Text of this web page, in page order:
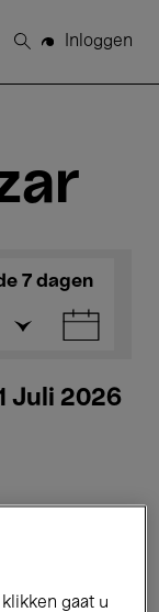
Zoeken
Inloggen
7 dagen
Juli 2026
gaat u